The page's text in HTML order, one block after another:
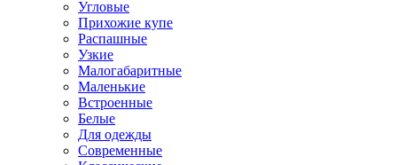
Угловые
Прихожие купе
Распашные
Узкие
Малогабаритные
Маленькие
Встроенные
Белые
Для одежды
Современные